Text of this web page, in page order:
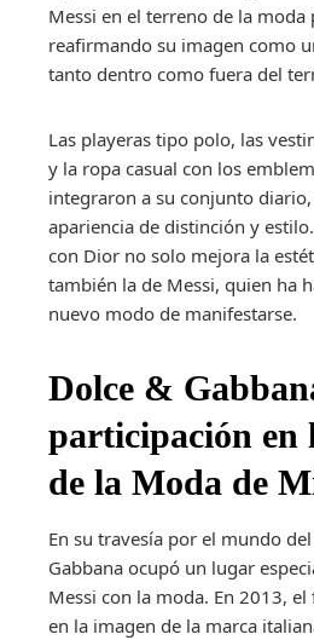
Messi en el terreno de la moda
reafirmando su imagen como
tanto dentro como fuera del
Las playeras tipo polo, las
y la ropa casual con los
integraron a su conjunto
apariencia de distinción y
con Dior no solo mejora la
también la de Messi, quien ha
nuevo modo de manifestarse.
Dolce &
participación en
de la Moda de
En su travesía por el mundo
Gabbana ocupó un lugar
Messi con la moda. En 2013,
en la imagen de la marca